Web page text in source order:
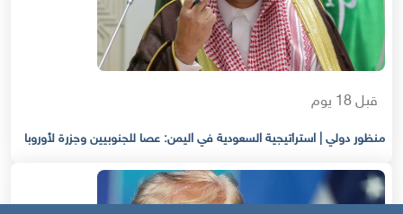
قبل 18 يوم
منظور دولي | استراتيجية السعودية في اليمن: عصا للجنوبيين وجزرة لأوروبا